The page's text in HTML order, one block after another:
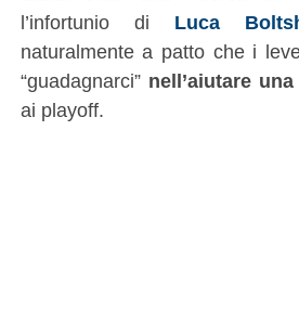
l’infortunio di Luca
naturalmente a patto che i
“guadagnarci” nell’aiutare
ai playoff.